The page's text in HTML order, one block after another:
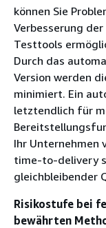
können Sie
Verbesserung
Testtools
Durch das
Version werden
minimiert. Ein
letztendlich für
Ihr Unternehmen
time-to-delivery
gleichbleibender
Risikostufe bei
bewährten